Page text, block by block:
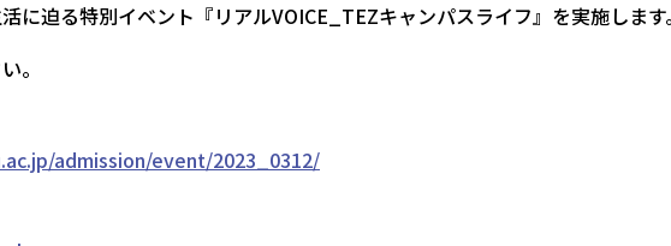
に迫る特別イベント『リアルVOICE_TEZキャンパスライフ』を実施します
。
admission/event/2023_0312/